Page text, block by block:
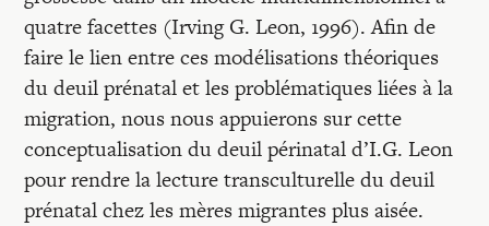
quatre facettes (Irving G. Leon, 1996). Afin de
faire le lien entre ces modélisations théoriques
du deuil prénatal et les problématiques liées à la
migration, nous nous appuierons sur cette
conceptualisation du deuil périnatal d’I.G. Leon
pour rendre la lecture transculturelle du deuil
prénatal chez les mères migrantes plus aisée.